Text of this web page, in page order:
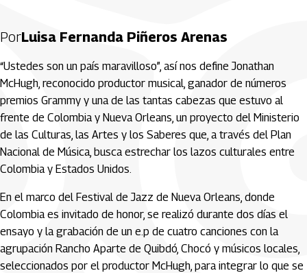
PorLuisa Fernanda Piñeros Arenas
“Ustedes son un país maravilloso”, así nos define Jonathan
McHugh, reconocido productor musical, ganador de números
premios Grammy y una de las tantas cabezas que estuvo al
frente de Colombia y Nueva Orleans, un proyecto del Ministerio
de las Culturas, las Artes y los Saberes que, a través del Plan
Nacional de Música, busca estrechar los lazos culturales entre
Colombia y Estados Unidos.
En el marco del Festival de Jazz de Nueva Orleans, donde
Colombia es invitado de honor, se realizó durante dos días el
ensayo y la grabación de un e.p de cuatro canciones con la
agrupación Rancho Aparte de Quibdó, Chocó y músicos locales,
seleccionados por el productor McHugh, para integrar lo que se